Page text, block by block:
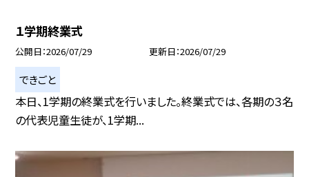
１学期終業式
公開日 2026/07/29 更新日 2026/07/29
できごと
本日、1学期の終業式を行いました。終業式では、各期の３名
の代表児童生徒が、1学期...